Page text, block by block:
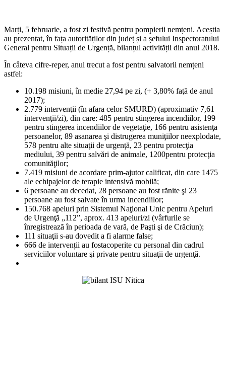
Marți, 5 februarie, a fost zi festivă pentru pompierii nemțeni. Aceștia
au prezentat, în fața autorităților din județ și a șefului Inspectoratului
General pentru Situații de Urgență, bilanțul activității din anul 2018.
În câteva cifre-reper, anul trecut a fost pentru salvatorii nemțeni
astfel:
10.198 misiuni, în medie 27,94 pe zi, (+ 3,80% faţă de anul
2017);
2.779 intervenţii (în afara celor SMURD) (aproximativ 7,61
intervenţii/zi), din care: 485 pentru stingerea incendiilor, 199
pentru stingerea incendiilor de vegetaţie, 166 pentru asistenţa
persoanelor, 89 asanarea şi distrugerea muniţiilor neexplodate,
578 pentru alte situaţii de urgenţă, 23 pentru protecţia
mediului, 39 pentru salvări de animale, 1200pentru protecţia
comunităţilor;
7.419 misiuni de acordare prim-ajutor calificat, din care 1475
ale echipajelor de terapie intensivă mobilă;
6 persoane au decedat, 28 persoane au fost rănite şi 23
persoane au fost salvate în urma incendiilor;
150.768 apeluri prin Sistemul Naţional Unic pentru Apeluri
de Urgenţă „112”, aprox. 413 apeluri/zi (vârfurile se
înregistrează în perioada de vară, de Paşti şi de Crăciun);
111 situaţii s-au dovedit a fi alarme false;
666 de intervenții au fostacoperite cu personal din cadrul
serviciilor voluntare şi private pentru situaţii de urgenţă.